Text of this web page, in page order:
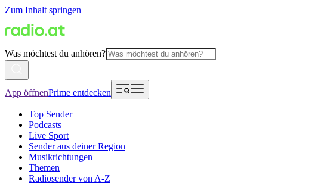
Zum Inhalt springen
Was möchtest du anhören?
App öffnenPrime entdecken
Top Sender
Podcasts
Live Sport
Sender aus deiner Region
Musikrichtungen
Themen
Radiosender von A-Z